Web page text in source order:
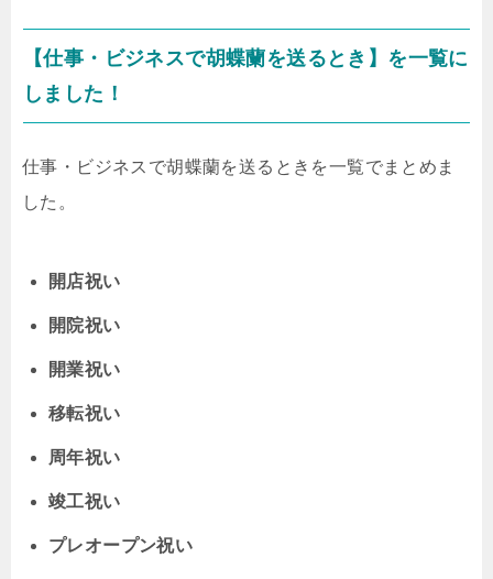
【仕事・ビジネスで胡蝶蘭を送るとき】を一覧に
しました！
仕事・ビジネスで胡蝶蘭を送るときを一覧でまとめま
した。
開店祝い
開院祝い
開業祝い
移転祝い
周年祝い
竣工祝い
プレオープン祝い